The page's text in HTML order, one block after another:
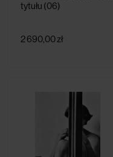
tytułu (06)
2 690,00 zł